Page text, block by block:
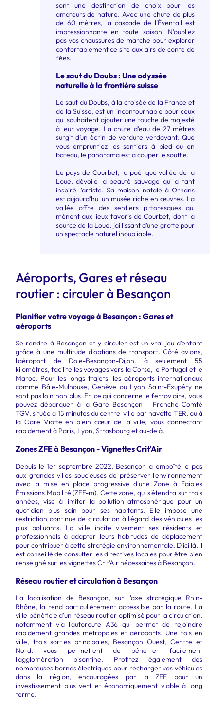
sont une destination de choix pour les
amateurs de nature. Avec une chute de plus
de 60 mètres, la cascade de l’Éventail est
impressionnante en toute saison. N’oubliez
pas vos chaussures de marche pour explorer
confortablement ce site aux airs de conte de
fées.
Le saut du Doubs : Une odyssée
naturelle à la frontière suisse
Le saut du Doubs, à la croisée de la France et
de la Suisse, est un incontournable pour ceux
qui souhaitent ajouter une touche de majesté
à leur voyage. La chute d’eau de 27 mètres
surgit d’un écrin de verdure verdoyant. Que
vous empruntiez les sentiers à pied ou en
bateau, le panorama est à couper le souffle.
Le pays de Courbet, la poétique vallée de la
Loue, dévoile la beauté sauvage qui a tant
inspiré l’artiste. Sa maison natale à Ornans
est aujourd’hui un musée riche en œuvres. La
vallée offre des sentiers pittoresques qui
mènent aux lieux favoris de Courbet, dont la
source de la Loue, jaillissant d’une grotte pour
un spectacle naturel inoubliable.
Aéroports, Gares et réseau
routier : circuler à Besançon
Planifier votre voyage à Besançon : Gares et
aéroports
Se rendre à Besançon et y circuler est un vrai jeu d'enfant
grâce à une multitude d'options de transport. Côté avions,
l'aéroport de Dole-Besançon-Dijon, à seulement 55
kilomètres, facilite les voyages vers la Corse, le Portugal et le
Maroc. Pour les longs trajets, les aéroports internationaux
comme Bâle-Mulhouse, Genève ou Lyon Saint-Exupéry ne
sont pas loin non plus. En ce qui concerne le ferroviaire, vous
pouvez débarquer à la Gare Besançon - Franche-Comté
TGV, située à 15 minutes du centre-ville par navette TER, ou à
la Gare Viotte en plein cœur de la ville, vous connectant
rapidement à Paris, Lyon, Strasbourg et au-delà.
Zones ZFE à Besançon - Vignettes Crit'Air
Depuis le 1er septembre 2022, Besançon a emboîté le pas
aux grandes villes soucieuses de préserver l'environnement
avec la mise en place progressive d'une Zone à Faibles
Émissions Mobilité (ZFE-m). Cette zone, qui s'étendra sur trois
années, vise à limiter la pollution atmosphérique pour un
quotidien plus sain pour ses habitants. Elle impose une
restriction continue de circulation à l'égard des véhicules les
plus polluants. La ville incite vivement ses résidents et
professionnels à adapter leurs habitudes de déplacement
pour contribuer à cette stratégie environnementale. D'ici là, il
est conseillé de consulter les directives locales pour être bien
renseigné sur les vignettes Crit’Air nécessaires à Besançon.
Réseau routier et circulation à Besançon
La localisation de Besançon, sur l'axe stratégique Rhin-
Rhône, la rend particulièrement accessible par la route. La
ville bénéficie d'un réseau routier optimisé pour la circulation,
notamment via l'autoroute A36 qui permet de rejoindre
rapidement grandes métropoles et aéroports. Une fois en
ville, trois sorties principales, Besançon Ouest, Centre et
Nord, vous permettent de pénétrer facilement
l'agglomération bisontine. Profitez également des
nombreuses bornes électriques pour recharger vos véhicules
dans la région, encouragées par la ZFE pour un
investissement plus vert et économiquement viable à long
terme.